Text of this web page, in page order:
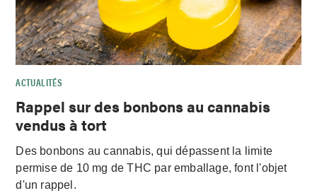
ACTUALITÉS
Rappel sur des bonbons au cannabis
vendus à tort
Des bonbons au cannabis, qui dépassent la limite
permise de 10 mg de THC par emballage, font l'objet
d'un rappel.